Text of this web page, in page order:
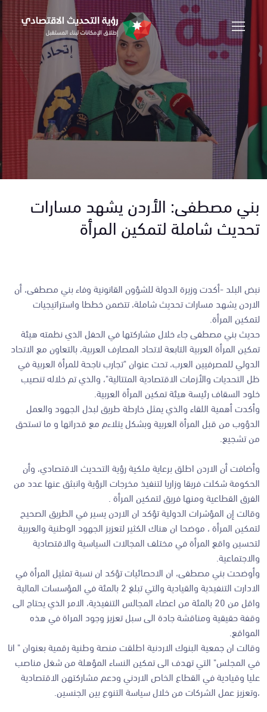
بني مصطفى: الأردن يشهد مسارات
تحديث شاملة لتمكين المرأة
نبض البلد -أكدت وزيرة الدولة للشؤون القانونية وفاء بني مصطفى، أن
الاردن يشهد مسارات تحديث شاملة، تتضمن خططا واستراتيجيات
لتمكين المرأة.
حديث بني مصطفى جاء خلال مشاركتها في الحفل الذي نظمته هيئة
تمكين المرأة العربية التابعة لاتحاد المصارف العربية، بالتعاون مع الاتحاد
الدولي للمصرفيين العرب، تحت عنوان "تجارب ناجحة للمرأة العربية في
ظل التحديات والأزمات الاقتصادية المتتالية"، والذي تم خلاله تنصيب
خلود السقاف رئيسة هيئة تمكين المرأة العربية.
وأكدت أهمية اللقاء والذي يمثل خارطة طريق لبذل الجهود والعمل
الدؤوب من قبل المرأة العربية وبشكل يتلاءم مع قدراتها و ما تستحق
من تشجيع.
وأضافت أن الاردن اطلق برعاية ملكية رؤية التحديث الاقتصادي، وأن
الحكومة شكلت فريقا وزاريا لتنفيذ مخرجات الرؤية وانبثق عنها عدد من
الفرق القطاعية ومنها فريق لتمكين المرأة .
وقالت إن المؤشرات الدولية تؤكد ان الاردن يسير في الطريق الصحيح
لتمكين المرأة ، موضحا ان هناك الكثير لتعزيز الجهود الوطنية والعربية
لتحسين واقع المرأة في مختلف المجالات السياسية والاقتصادية
والاجتماعية.
وأوضحت بني مصطفى، ان الاحصائيات تؤكد ان نسبة تمثيل المرأة في
الادارت التنفيذية والقيادية والتي تبلغ 2 بالمئة في المؤسسات المالية
واقل من 20 بالمئة من اعضاء المجالس التنفيذية، الامر الذي يحتاج الى
وقفة حقيقية ومناقشة جادة الى سبل تعزيز وجود المراة في هذه
المواقع.
وقالت ان جمعية البنوك الاردنية اطلقت منصة وطنية رقمية بعنوان " انا
في المجلس" التي تهدف الى تمكين النساء المؤهلة من شغل مناصب
عليا وقيادية في القطاع الخاص الاردني ودعم مشاركتهن الاقتصادية
،وتعزيز عمل الشركات من خلال سياسة التنوع بين الجنسين.